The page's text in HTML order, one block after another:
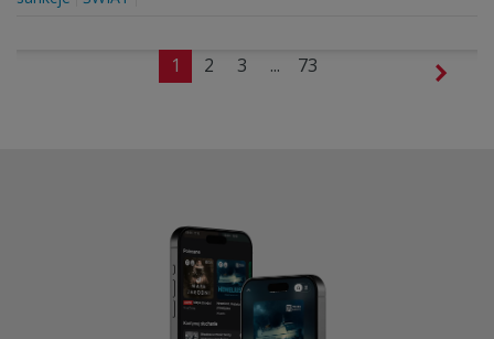
1 2 3 ... 73